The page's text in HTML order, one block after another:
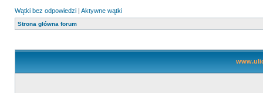
Wątki bez odpowiedzi | Aktywne wątki
Strona główna forum